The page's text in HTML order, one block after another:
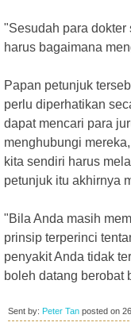
"Sesudah para
harus bagaimana
Papan petunjuk
perlu diperhatikan
dapat mencari para
menghubungi
kita sendiri harus
petunjuk itu akhirnya
"Bila Anda masih
prinsip terperinci
penyakit Anda tidak
boleh datang berobat
Sent by: Peter Tan posted on